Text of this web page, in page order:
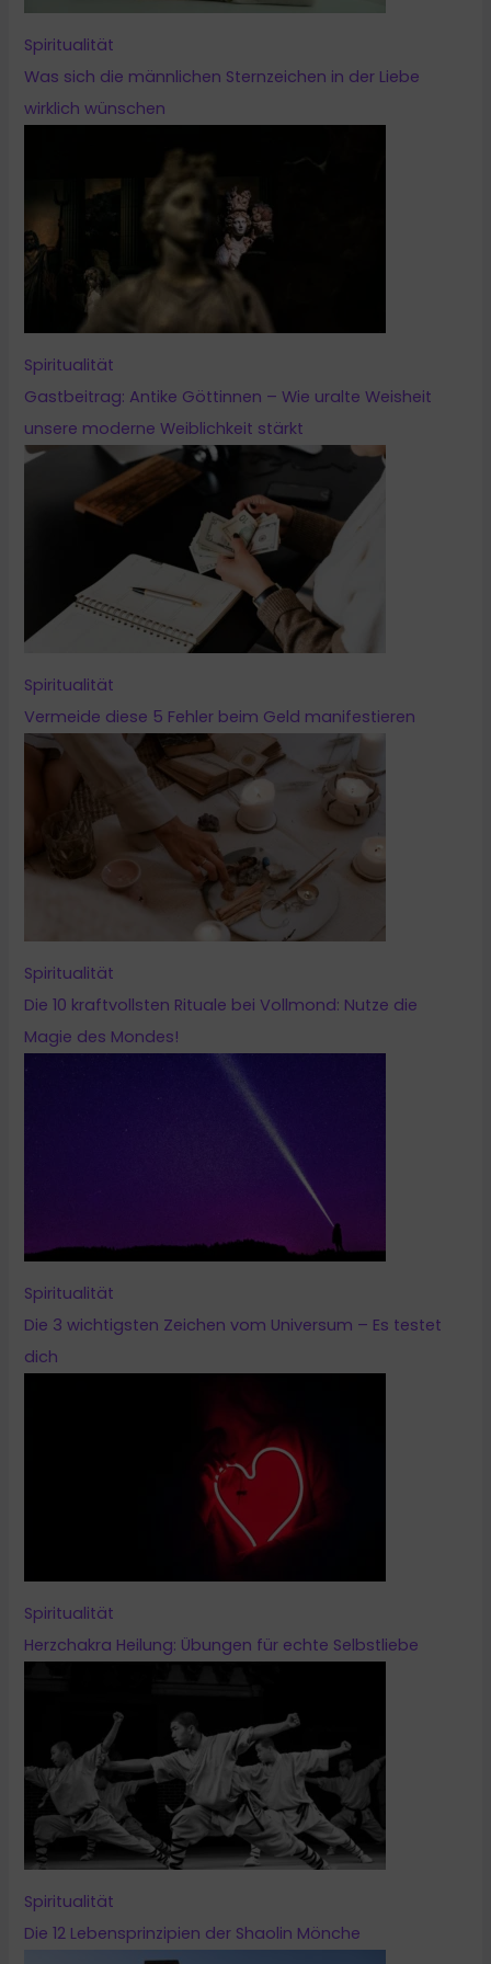
Spiritualität
Was sich die männlichen Sternzeichen in der Liebe
wirklich wünschen
Spiritualität
Gastbeitrag: Antike Göttinnen – Wie uralte Weisheit
unsere moderne Weiblichkeit stärkt
Spiritualität
Vermeide diese 5 Fehler beim Geld manifestieren
Spiritualität
Die 10 kraftvollsten Rituale bei Vollmond: Nutze die
Magie des Mondes!
Spiritualität
Die 3 wichtigsten Zeichen vom Universum – Es testet
dich
Spiritualität
Herzchakra Heilung: Übungen für echte Selbstliebe
Spiritualität
Die 12 Lebensprinzipien der Shaolin Mönche